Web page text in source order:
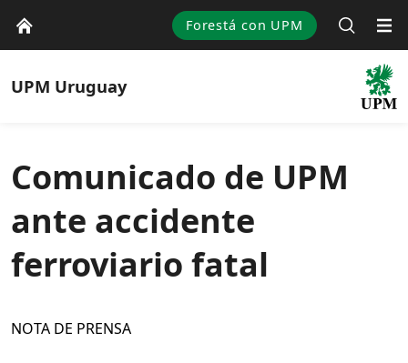
Forestá con UPM
UPM Uruguay
Comunicado de UPM
ante accidente
ferroviario fatal
NOTA DE PRENSA